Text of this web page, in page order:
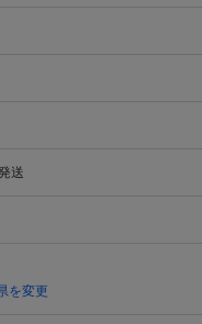
送
を変更